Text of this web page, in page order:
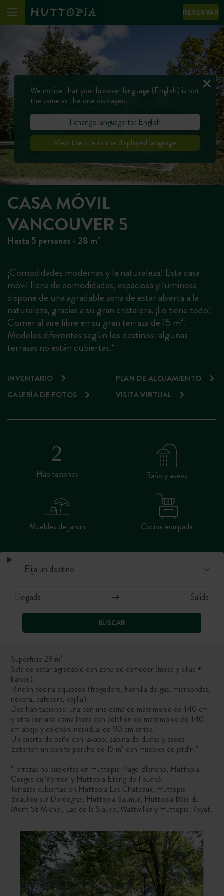
RESERVAR
CASA MÓVIL
VANCOUVER 5
Hasta 5 personas - 28 m²
¡Comodidades modernas y la naturaleza! Esta casa
móvil llena de comodidades, espaciosa y luminosa
dispone de una agradable zona de estar abierta a la
naturaleza, gracias a su gran cristalera. ¡Lo tiene todo!
Comer al aire libre en su gran terraza de 15 m².
Modelos diferentes según los destinos: algunas
terrazas no están cubiertas.*
INVENTARIO
PLAN DE ALOJAMIENTO
GALERÍA DE FOTOS
VISITA VIRTUAL
Habitaciones Baño y aseos
Muebles de jardín Cocina equipada
BUSCAR
Superficie 28 m²
Sala de estar agradable con zona de comedor (mesa y sillas +
banco).
Rincón cocina equipado (fregadero, hornilla de gas, microondas,
nevera, cafetera, vajilla).
Dos habitaciones: una con una cama de matrimonio de 140 cm
y otra con una cama litera con colchón de matrimonio de 140
cm abajo y colchón individual de 90 cm arriba.
Un cuarto de baño con lavabo, cabina de ducha y aseos.
Exterior: un bonito porche de 15 m² con muebles de jardín.*
*Terrazas no cubiertas en Huttopia Plage Blanche, Huttopia
Gorges du Verdon y Huttopia Etang de Fouché.
Terrazas cubiertas en Huttopia Les Chateaux, Huttopia
Beaulieu sur Dordogne, Huttopia Saumur, Huttopia Baie du
Mont St Michel, Lac de la Siauve, Wattwiller y Huttopia Royat.
We notice that your browser language (English) is not
the same as the one displayed.
I change language to: English
View the site in the displayed language